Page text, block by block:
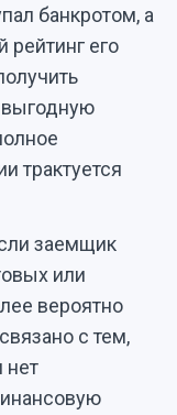
банкротом, а
его
выгодную
трактуется
заемщик
или
вероятно
с тем,
нет